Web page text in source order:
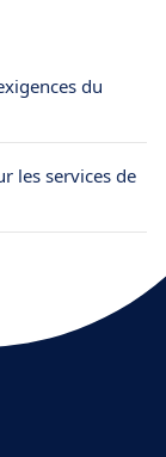
du
les services de